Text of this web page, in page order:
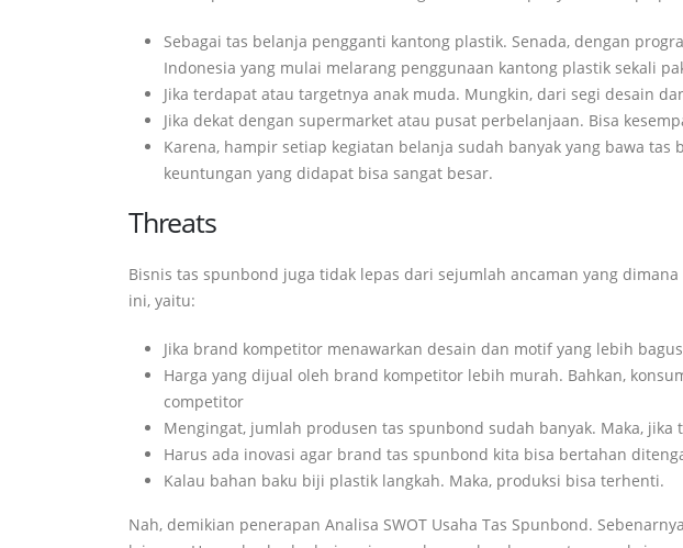
Sebagai tas belanja pengganti kantong plastik. Senada, dengan
Indonesia yang mulai melarang penggunaan kantong plastik sekali
Jika terdapat atau targetnya anak muda. Mungkin, dari segi desain
Jika dekat dengan supermarket atau pusat perbelanjaan. Bisa
Karena, hampir setiap kegiatan belanja sudah banyak yang bawa
keuntungan yang didapat bisa sangat besar.
Threats
Bisnis tas spunbond juga tidak lepas dari sejumlah ancaman yang
ini, yaitu:
Jika brand kompetitor menawarkan desain dan motif yang lebih
Harga yang dijual oleh brand kompetitor lebih murah. Bahkan,
competitor
Mengingat, jumlah produsen tas spunbond sudah banyak. Maka,
Harus ada inovasi agar brand tas spunbond kita bisa bertahan
Kalau bahan baku biji plastik langkah. Maka, produksi bisa terhenti.
Nah, demikian penerapan Analisa SWOT Usaha Tas Spunbond.